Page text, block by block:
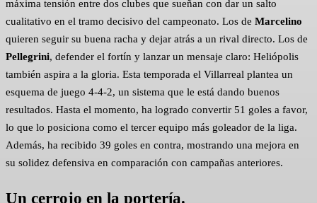
máxima tensión entre dos clubes que sueñan con dar un salto
cualitativo en el tramo decisivo del campeonato. Los de Marcelino
quieren seguir su buena racha y dejar atrás a un rival directo. Los de
Pellegrini, defender el fortín y lanzar un mensaje claro: Heliópolis
también aspira a la gloria. Esta temporada el Villarreal plantea un
esquema de juego 4-4-2, un sistema que le está dando buenos
resultados. Hasta el momento, ha logrado convertir 51 goles a favor,
lo que lo posiciona como el tercer equipo más goleador de la liga.
Además, ha recibido 39 goles en contra, mostrando una mejora en
su solidez defensiva en comparación con campañas anteriores. ​
Un cerrojo en la portería.